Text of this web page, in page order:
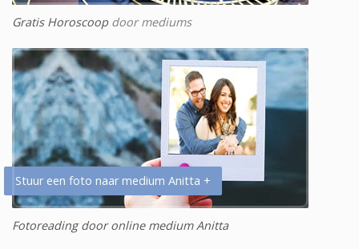
Gratis Horoscoopdoor mediums
Stuur een foto naar medium Anitta +
Fotoreading door online medium Anitta